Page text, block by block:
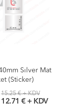
Sılver Mat
(Sticker)
15.25 € + KDV
12.71 € + KDV